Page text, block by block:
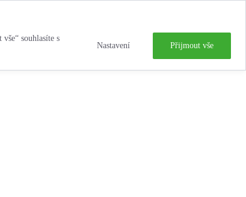
souhlasíte s
Nastavení Přijmout vše